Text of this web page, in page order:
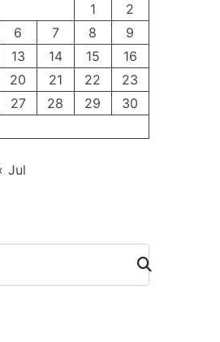
1
2
6 7 8
9
13 14 15
16
20 21 22
23
27 28 29
30
Jul
Cari